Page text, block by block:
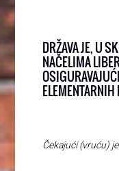
DRŽAVA JE, U
NAČELIMA
ELEMENTARNIH
Čekajući (vruću)